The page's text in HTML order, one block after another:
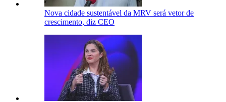
Nova cidade sustentável da MRV será vetor de
crescimento, diz CEO